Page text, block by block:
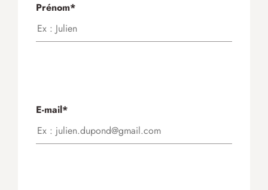
Prénom*
E-mail*